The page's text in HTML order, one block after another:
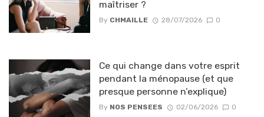
maîtriser ?
By CHMAILLE 28/07/2026 0
Ce qui change dans votre esprit
pendant la ménopause (et que
presque personne n’explique)
By NOS PENSEES 02/06/2026 0